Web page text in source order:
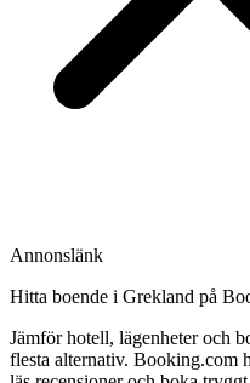
Annonslänk
Hitta boende i Grekland på
Jämför hotell, lägenheter och
flesta alternativ. Booking.com